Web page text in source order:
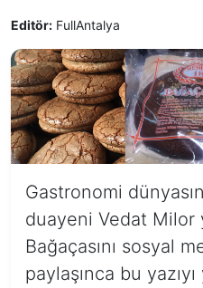
Editör: FullAntalya
Gastronomi
duayeni Vedat Milor
Bağaçasını sosyal
paylaşınca bu